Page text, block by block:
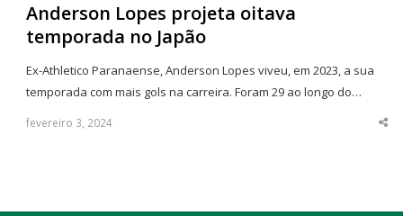
Anderson Lopes projeta oitava
temporada no Japão
Ex-Athletico Paranaense, Anderson Lopes viveu, em 2023, a sua
temporada com mais gols na carreira. Foram 29 ao longo do…
fevereiro 3, 2024